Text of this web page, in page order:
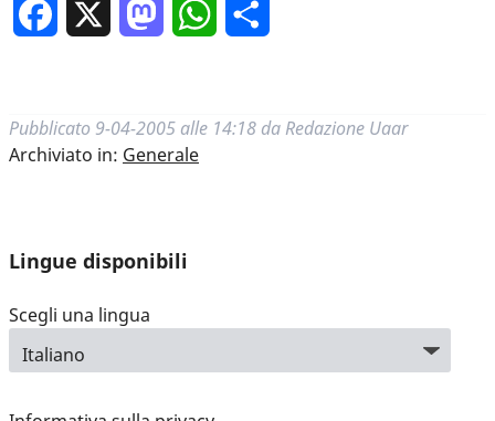
Facebook MastodonWhatsApp
Pubblicato 9-04-2005 alle 14:18 da Redazione Uaar
Archiviato in: Generale
Lingue disponibili
Scegli una lingua